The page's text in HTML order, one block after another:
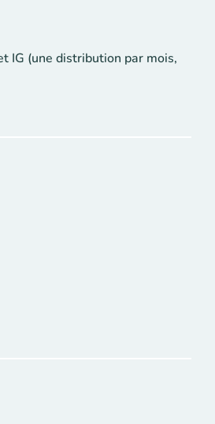
IG (une distribution par mois,